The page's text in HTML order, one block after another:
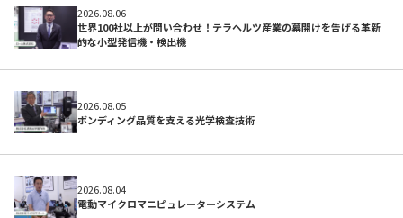
2026.08.06
世界100社以上が問い合わせ！テラヘルツ産業の幕開けを告げる革新
的な小型発信機・検出機
2026.08.05
ボンディング品質を支える光学検査技術
2026.08.04
電動マイクロマニピュレーターシステム